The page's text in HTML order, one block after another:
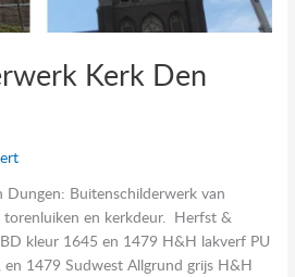
Kerk Den
Dungen: Buitenschilderwerk van
torenluiken en kerkdeur. Herfst &
kleur 1645 en 1479 H&H lakverf PU
1479 Sudwest Allgrund grijs H&H